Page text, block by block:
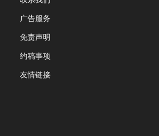
广告服务
免责声明
约稿事项
友情链接